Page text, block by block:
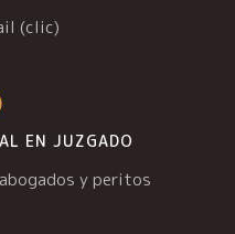
(clic)
EN JUZGADO
y peritos